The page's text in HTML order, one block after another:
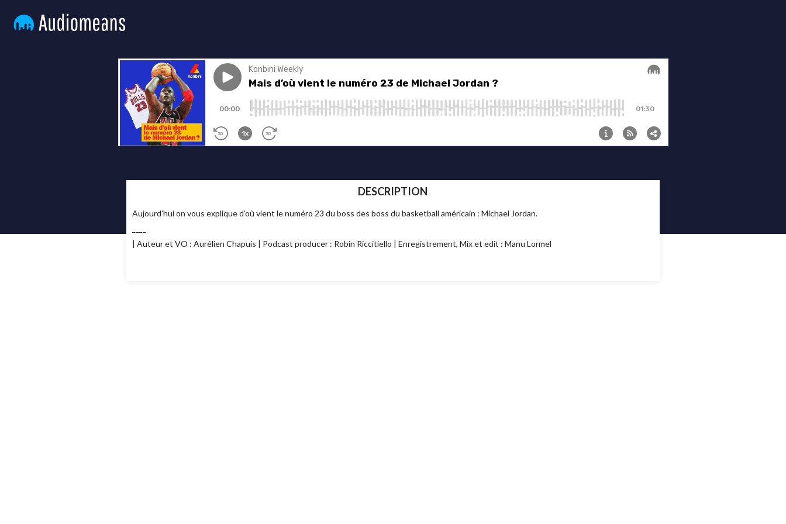
DESCRIPTION
Aujourd’hui on vous explique d’où vient le numéro 23 du boss des boss du basketball américain : Michael Jordan.
| Auteur et VO : Aurélien Chapuis | Podcast producer : Robin Riccitiello | Enregistrement, Mix et edit : Manu Lormel